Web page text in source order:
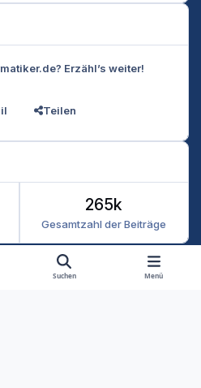
Erzähl’s weiter!
Teilen
Gesamtzahl der Beiträge
265k
Suchen Menü